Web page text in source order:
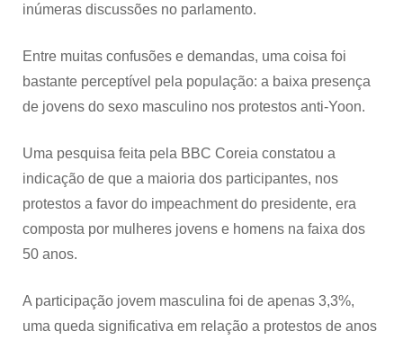
inúmeras discussões no parlamento.
Entre muitas confusões e demandas, uma coisa foi
bastante perceptível pela população: a baixa presença
de jovens do sexo masculino nos protestos anti-Yoon.
Uma pesquisa feita pela BBC Coreia constatou a
indicação de que a maioria dos participantes, nos
protestos a favor do impeachment do presidente, era
composta por mulheres jovens e homens na faixa dos
50 anos.
A participação jovem masculina foi de apenas 3,3%,
uma queda significativa em relação a protestos de anos